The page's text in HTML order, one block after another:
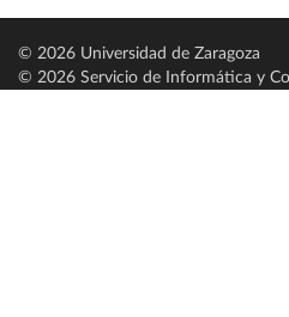
© 2026 Universidad de Zaragoza
© 2026 Servicio de Informática y